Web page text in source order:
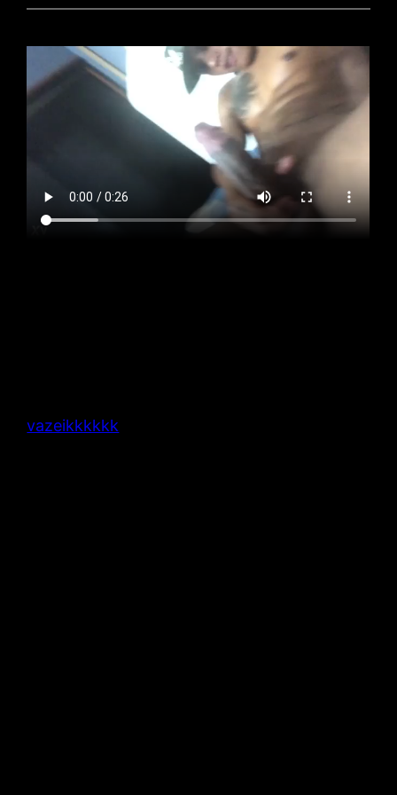
vazeikkkkkk